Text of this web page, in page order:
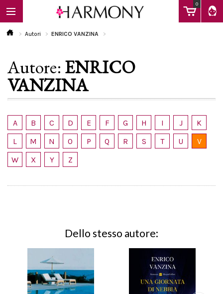
0
EBOOK
LIBRI
Calendario
Autori ENRICO VANZINA
Autore: ENRICO
VANZINA
A B C D E F G H I J
K
L
M N O P Q R S T U
V
W
X Y Z
Dello stesso autore: